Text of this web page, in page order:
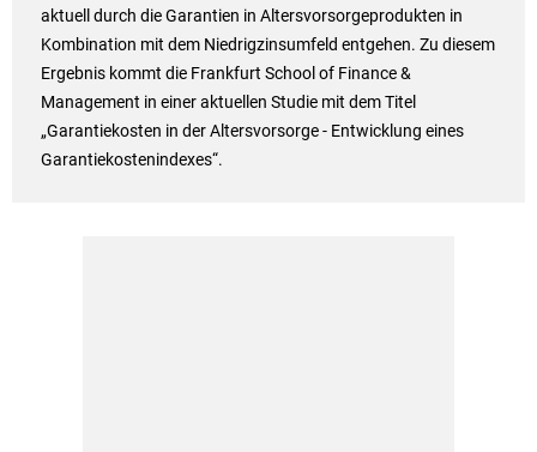
aktuell durch die Garantien in Altersvorsorgeprodukten in
Kombination mit dem Niedrigzinsumfeld entgehen. Zu diesem
Ergebnis kommt die Frankfurt School of Finance &
Management in einer aktuellen Studie mit dem Titel
„Garantiekosten in der Altersvorsorge - Entwicklung eines
Garantiekostenindexes“.